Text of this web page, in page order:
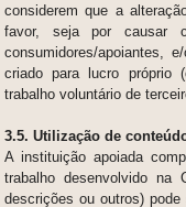
considerem que a
favor, seja por causar
consumidores/apoiantes,
criado para lucro próprio
trabalho voluntário de
3.5. Utilização de
A instituição apoiada
trabalho desenvolvido na
descrições ou outros)